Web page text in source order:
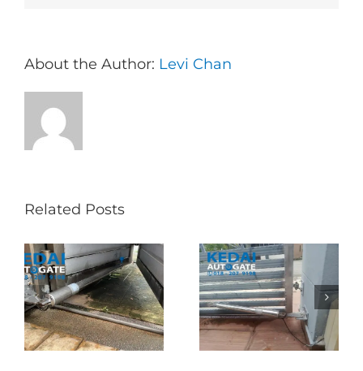
About the Author: Levi Chan
Related Posts
Autogate USJ –
Tukar 1 Unit OAE
333A Arm
Autogate
Folding Auto Gate
Repair in Puncak
Jalil – Auto Gate
Roller & Arm
Replacement